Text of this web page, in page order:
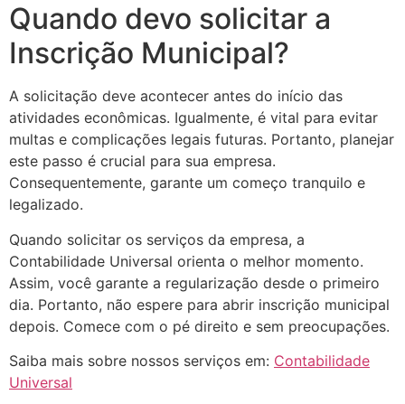
Quando devo solicitar a
Inscrição Municipal?
A solicitação deve acontecer antes do início das
atividades econômicas. Igualmente, é vital para evitar
multas e complicações legais futuras. Portanto, planejar
este passo é crucial para sua empresa.
Consequentemente, garante um começo tranquilo e
legalizado.
Quando solicitar os serviços da empresa, a
Contabilidade Universal orienta o melhor momento.
Assim, você garante a regularização desde o primeiro
dia. Portanto, não espere para abrir inscrição municipal
depois. Comece com o pé direito e sem preocupações.
Saiba mais sobre nossos serviços em: Contabilidade
Universal